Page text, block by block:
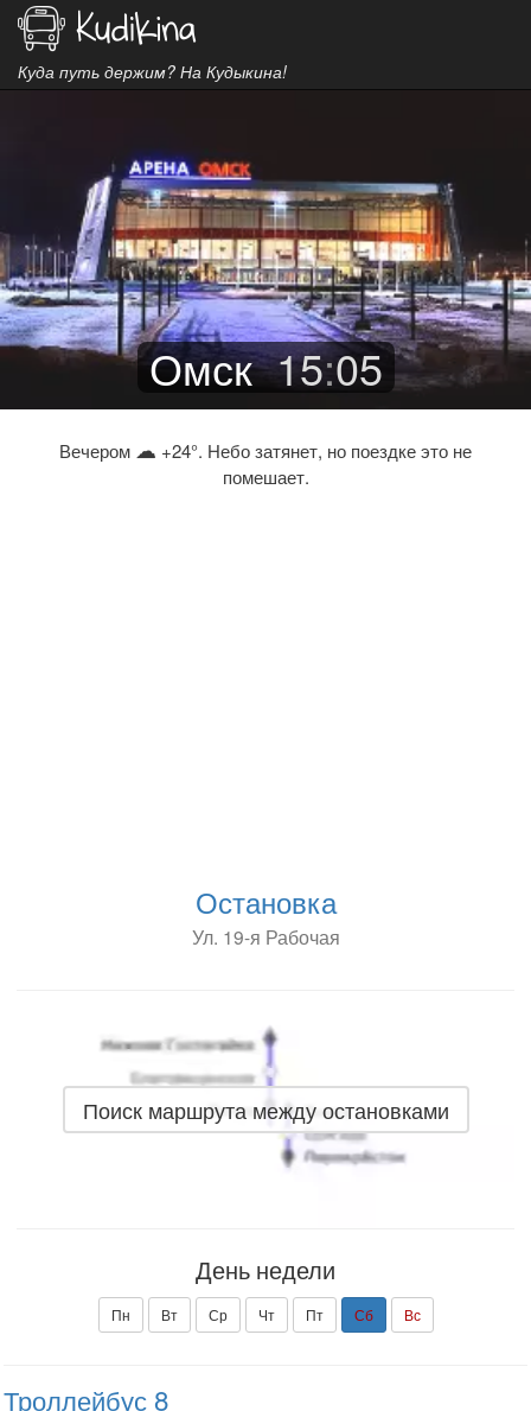
Куда путь держим? На Кудыкина!
Омск 15:05
Вечером ☁ +24°. Небо затянет, но поездке это не
помешает.
Остановка
Ул. 19-я Рабочая
Поиск маршрута между остановками
День недели
Пн Вт Ср Чт Пт Сб Вс
Троллейбус 8